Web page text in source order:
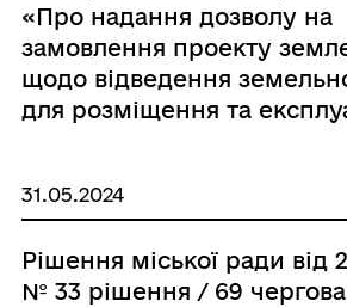
«Про надання дозволу на
замовлення проекту
щодо відведення
для розміщення та
Компані» в межах с. Шура-
ради»
31.05.2024
Рішення міської ради від
№ 33 рішення / 69 чергова